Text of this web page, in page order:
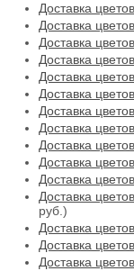
Доставка
Доставка
Доставка
Доставка
Доставка
Доставка
Доставка
Доставка
Доставка
Доставка
Доставка
Доставка
руб.)
Доставка
Доставка
Доставка